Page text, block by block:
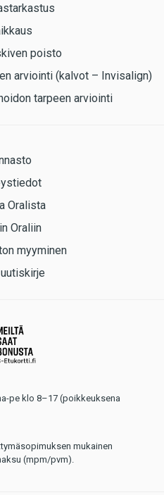
poisto
arviointi (kalvot – Invisalign)
tarpeen arviointi
Oralista
Oraliin
myyminen
pe klo 8–17 (poikkeuksena
mukainen
(mpm/pvm).